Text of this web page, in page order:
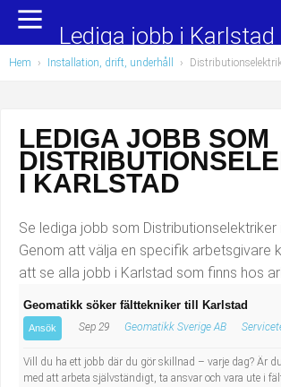
Yrkesområden
Administration, ekonomi, juridik
Chefer och verksamhetsledare
Data/IT
Försäljning, inköp, marknadsföring
Hantverksyrken
Hotell, restaurang, storhushåll
Hälso- och sjukvård
Populära jobb
Undersköterska, hemtjänst och
Barnskötare
Lärare i förskola/Förskollärare
Lagerarbetare
Bussförare/Busschaufför
Elevassistent
Personlig assistent
Lediga jobb i Karlstad
Hem › Installation, drift, underhåll ›
LEDIGA JOBB SOM
I KARLSTAD
Se lediga jobb som Distributionselektriker
Genom att välja en specifik arbetsgivare
att se alla jobb i Karlstad som finns hos
Geomatikk söker fälttekniker till Karlstad
Ansök Sep 29 Geomatikk Sverige AB
Vill du ha ett jobb där du gör skillnad – varje dag? Är
med att arbeta självständigt, ta ansvar och vara ute i